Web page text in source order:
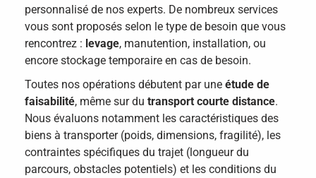
personnalisé de nos experts. De nombreux services
vous sont proposés selon le type de besoin que vous
rencontrez : levage, manutention, installation, ou
encore stockage temporaire en cas de besoin.
Toutes nos opérations débutent par une étude de
faisabilité, même sur du transport courte distance.
Nous évaluons notamment les caractéristiques des
biens à transporter (poids, dimensions, fragilité), les
contraintes spécifiques du trajet (longueur du
parcours, obstacles potentiels) et les conditions du